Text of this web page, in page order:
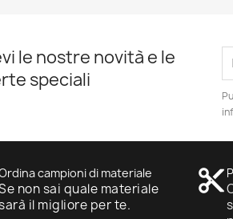
le nostre novità e le
speciali
campioni di materiale
non sai quale materiale
il migliore per te.
content_cut